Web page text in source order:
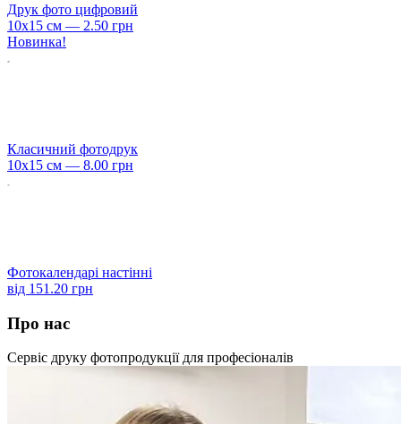
Друк фото цифровий
10х15 см — 2.50 грн
Новинка!
Класичний фотодрук
10х15 см — 8.00 грн
Фотокалендарі настінні
від 151.20 грн
Про нас
Сервіс друку фотопродукції для професіоналів